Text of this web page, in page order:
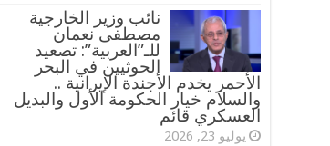
نائب وزير الخارجية
مصطفى نعمان
للـ”العربية”: تصعيد
الحوثيين في البحر
الأحمر يخدم الأجندة الإيرانية ..
والسلام خيار الحكومة الأول والبديل
العسكري قائم
يوليو 23, 2026